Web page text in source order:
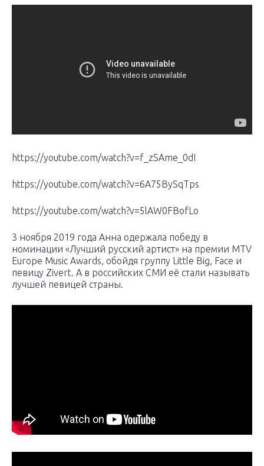
https://youtube.com/watch?v=f_zSAme_0dI
https://youtube.com/watch?v=6A75BySqTps
https://youtube.com/watch?v=5lAW0FBofLo
3 ноября 2019 года Анна одержала победу в
номинации «Лучший русский артист» на премии MTV
Europe Music Awards, обойдя группу Little Big, Face и
певицу Zivert. А в российских СМИ её стали называть
лучшей певицей страны.